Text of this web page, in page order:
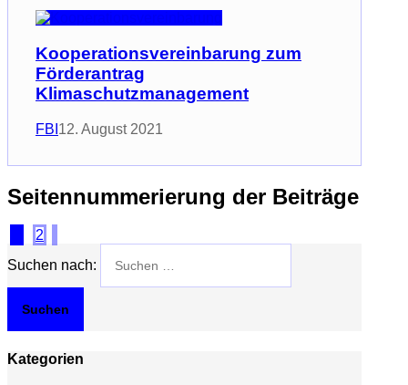
Kooperationsvereinbarung zum
Förderantrag
Klimaschutzmanagement
FBI 12. August 2021
Seitennummerierung der Beiträge
2
Suchen nach:
Kategorien